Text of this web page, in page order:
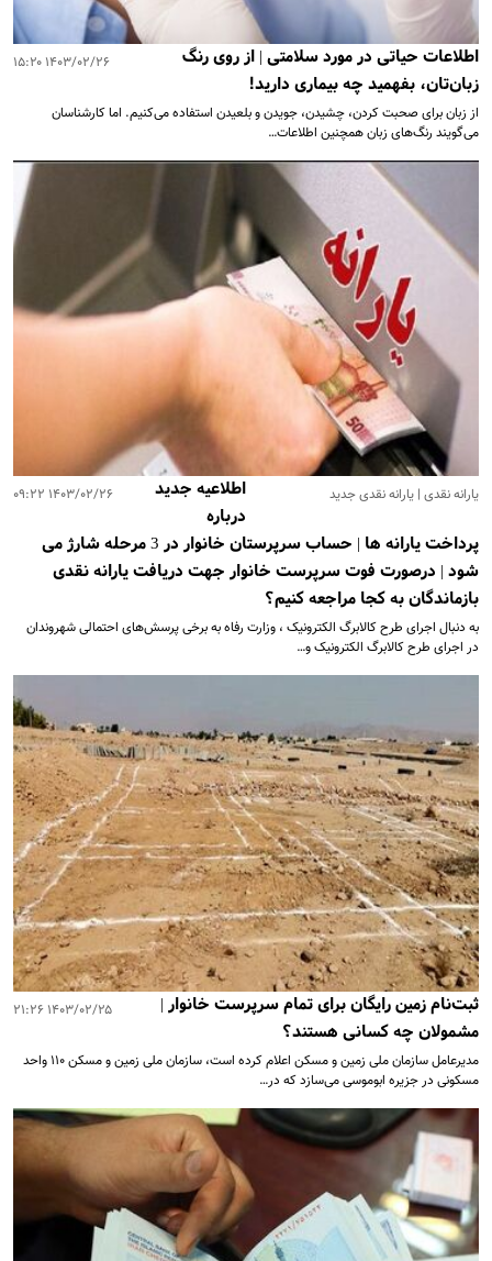
۱۴۰۳/۰۲/۲۶ ۱۵:۲۰
اطلاعات حیاتی در مورد سلامتی | از روی رنگ
زبان‌تان، بفهمید چه بیماری دارید!
از زبان برای صحبت کردن، چشیدن، جویدن و بلعیدن استفاده می‌کنیم. اما کارشناسان
می‌گویند رنگ‌های زبان همچنین اطلاعات…
۱۴۰۳/۰۲/۲۶ ۰۹:۲۲ یارانه نقدی | یارانه نقدی جدید
اطلاعیه جدید
درباره
پرداخت یارانه ها | حساب سرپرستان خانوار در 3 مرحله شارژ می
شود | درصورت فوت سرپرست خانوار جهت دریافت یارانه نقدی
بازماندگان به کجا مراجعه کنیم؟
به دنبال اجرای طرح کالابرگ الکترونیک ،‌ وزارت رفاه به برخی پرسش‌های احتمالی شهروندان
در اجرای طرح کالابرگ الکترونیک و…
۱۴۰۳/۰۲/۲۵ ۲۱:۲۶
ثبت‌نام زمین رایگان برای تمام سرپرست خانوار |
مشمولان چه کسانی هستند؟
مدیرعامل سازمان ملی زمین و مسکن اعلام کرده است، سازمان ملی زمین و مسکن ۱۱۰ واحد
مسکونی در جزیره ابوموسی می‌سازد که در…